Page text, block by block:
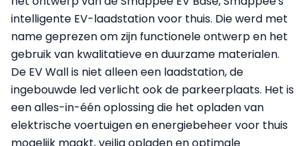
intelligente EV-laadstation voor thuis. Die werd met
name geprezen om zijn functionele ontwerp en het
gebruik van kwalitatieve en duurzame materialen.
De EV Wall is niet alleen een laadstation, de
ingebouwde led verlicht ook de parkeerplaats. Het is
een alles-in-één oplossing die het opladen van
elektrische voertuigen en energiebeheer voor thuis